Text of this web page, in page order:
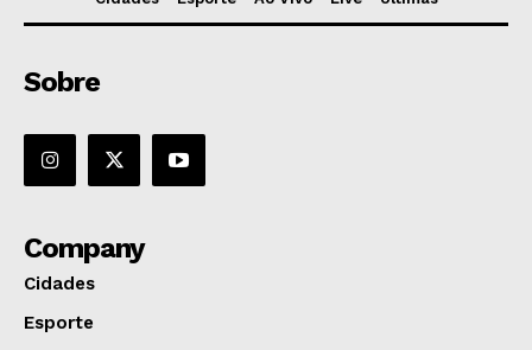
Sobre
Company
Cidades
Esporte